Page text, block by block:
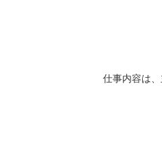
仕事内容は、